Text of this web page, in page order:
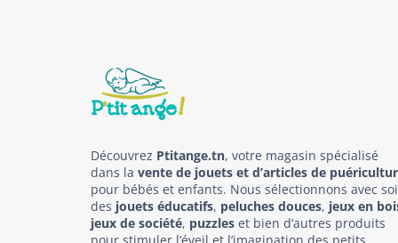
Découvrez Ptitange.tn, votre magasin spécialisé
dans la vente de jouets et d’articles de
pour bébés et enfants. Nous sélectionnons avec
des jouets éducatifs, peluches douces, jeux en
jeux de société, puzzles et bien d’autres produits